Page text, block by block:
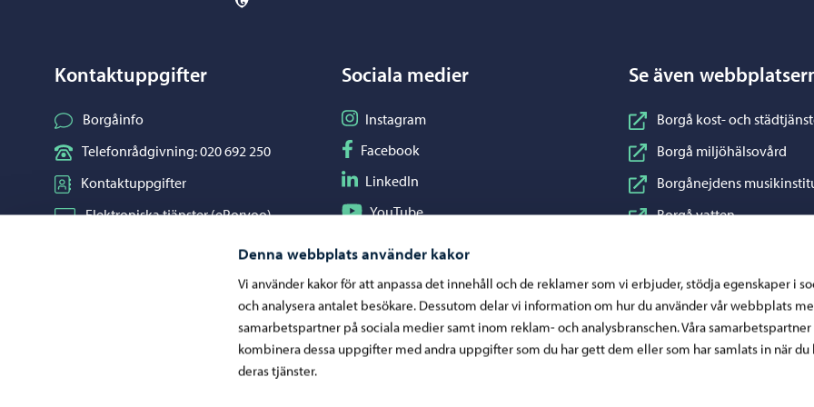
Denna webbplats använder kakor
Vi använder kakor för att anpassa det innehåll och de reklamer som vi erbjuder, stödja egenskaper i
och analysera antalet besökare. Dessutom delar vi information om hur du använder vår webbplats
samarbetspartner på sociala medier samt inom reklam- och analysbranschen. Våra samarbetspartner
kombinera dessa uppgifter med andra uppgifter som du har gett dem eller som har samlats in när du
deras tjänster.
Kontaktuppgifter
Borgåinfo
Telefonrådgivning: 020 692 250
Kontaktuppgifter
Elektroniska tjänster (ePorvoo)
Kartor och lägesinformation
Sociala medier
Följ på Instagram
Instagram
Följ på Facebook
Facebook
Följ på LinkedIn
LinkedIn
Följ på YouTube
YouTube
Se även
Borgå kost- och
Borgå miljöhälsovård
Borgånejdens
Borgå vatten
Konstfabriken
Visit Porvoo
Östra Nylands